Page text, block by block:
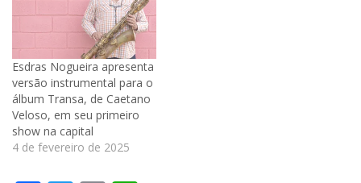
Esdras Nogueira apresenta
versão instrumental para o
álbum Transa, de Caetano
Veloso, em seu primeiro
show na capital
4 de fevereiro de 2025